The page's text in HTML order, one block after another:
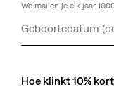
We mailen je elk jaar
Dag
Maand
Jaar
Hoe klinkt 10%